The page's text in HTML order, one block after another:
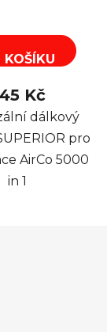
KOŠÍKU
Kč
dálkový
pro
AirCo 5000
in 1